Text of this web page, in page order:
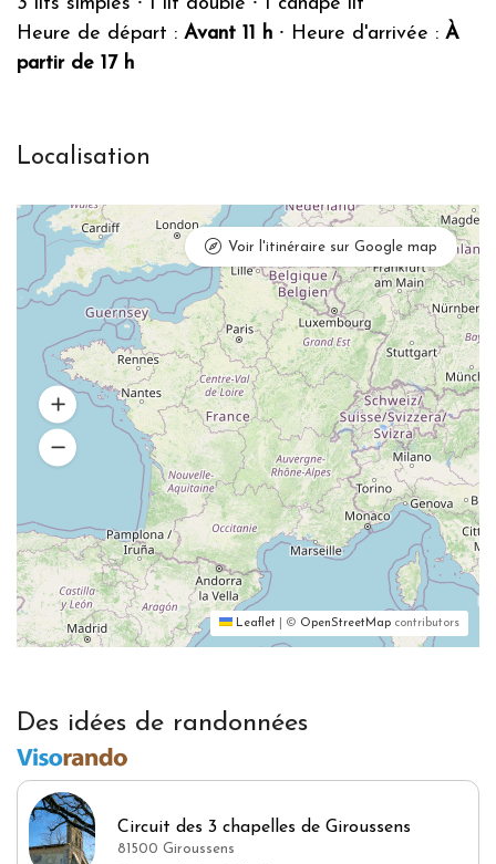
Heure de départ : Avant 11 h ⸱ Heure d'arrivée : À
partir de 17 h
Localisation
Leaflet © OpenStreetMap contributors
Voir l'itinéraire sur Google map
Des idées de randonnées
Circuit des 3 chapelles de Giroussens
81500 Giroussens